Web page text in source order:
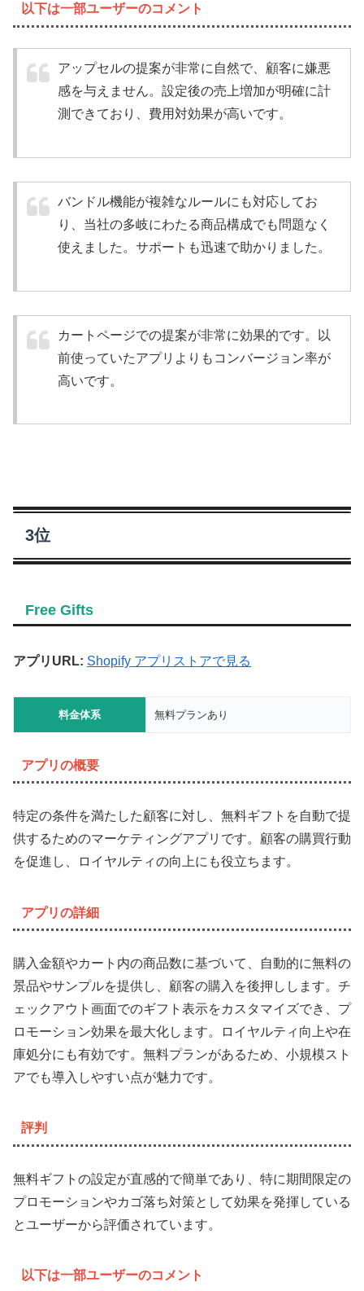
以下は一部ユーザーのコメント
アップセルの提案が非常に自然で、顧客に嫌悪
感を与えません。設定後の売上増加が明確に計
測できており、費用対効果が高いです。
バンドル機能が複雑なルールにも対応してお
り、当社の多岐にわたる商品構成でも問題なく
使えました。サポートも迅速で助かりました。
カートページでの提案が非常に効果的です。以
前使っていたアプリよりもコンバージョン率が
高いです。
3位
Free Gifts
アプリURL: Shopify アプリストアで見る
料金体系 無料プランあり
アプリの概要
特定の条件を満たした顧客に対し、無料ギフトを自動で提
供するためのマーケティングアプリです。顧客の購買行動
を促進し、ロイヤルティの向上にも役立ちます。
アプリの詳細
購入金額やカート内の商品数に基づいて、自動的に無料の
景品やサンプルを提供し、顧客の購入を後押しします。チ
ェックアウト画面でのギフト表示をカスタマイズでき、プ
ロモーション効果を最大化します。ロイヤルティ向上や在
庫処分にも有効です。無料プランがあるため、小規模スト
アでも導入しやすい点が魅力です。
評判
無料ギフトの設定が直感的で簡単であり、特に期間限定の
プロモーションやカゴ落ち対策として効果を発揮している
とユーザーから評価されています。
以下は一部ユーザーのコメント